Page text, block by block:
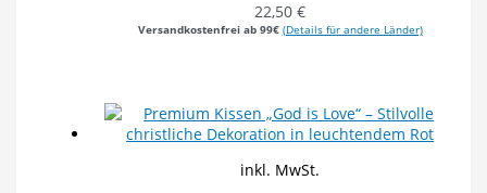
22,50€
Versandkostenfrei ab 99€ (Details für andere Länder)
inkl. MwSt.